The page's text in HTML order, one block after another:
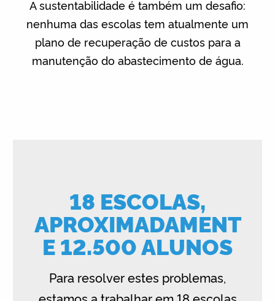
A sustentabilidade é também um desafio:
nenhuma das escolas tem atualmente um
plano de recuperação de custos para a
manutenção do abastecimento de água.
18 ESCOLAS,
APROXIMADAMENT
E 12.500 ALUNOS
Para resolver estes problemas,